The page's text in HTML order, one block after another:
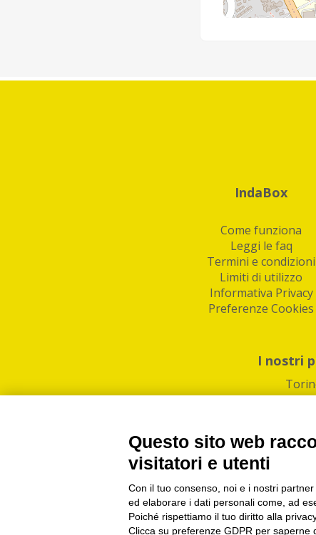
IndaBox
Come funziona
Leggi le faq
Termini e condizioni
Limiti di utilizzo
Informativa Privacy
Preferenze Cookies
I nostri
PI/CF/N°Iscr.:
IndaBox | Oltre 11.500
Questo sito web
visitatori e utenti
Con il tuo consenso, noi e i nostri
ed elaborare i dati personali come, ad
Poiché rispettiamo il tuo diritto alla
Clicca su preferenze GDPR per saperne